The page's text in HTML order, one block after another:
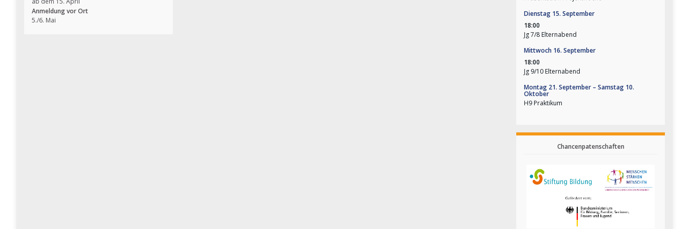
Anmeldung vor Ort
5./6. Mai
Dienstag 15. September
18:00
Jg 7/8 Elternabend
Mittwoch 16. September
18:00
Jg 9/10 Elternabend
Montag 21. September – Samstag 10.
Oktober
H9 Praktikum
Chancenpatenschaften